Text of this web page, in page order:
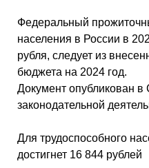
Федеральный
населения в России в
рубля, следует из
бюджета на 2024 год.
Документ опубликован в
законодательной
Для трудоспособного
достигнет 16 844 рублей